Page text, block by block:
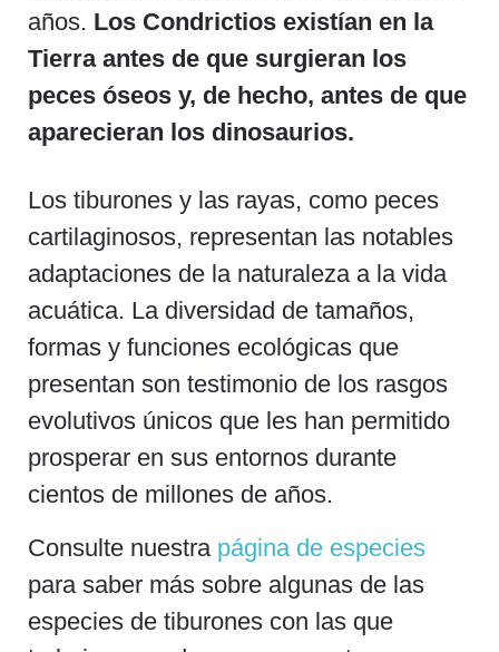
años. Los Condrictios existían en la
Tierra antes de que surgieran los
peces óseos y, de hecho, antes de que
aparecieran los dinosaurios.
Los tiburones y las rayas, como peces
cartilaginosos, representan las notables
adaptaciones de la naturaleza a la vida
acuática. La diversidad de tamaños,
formas y funciones ecológicas que
presentan son testimonio de los rasgos
evolutivos únicos que les han permitido
prosperar en sus entornos durante
cientos de millones de años.
Consulte nuestra página de especies
para saber más sobre algunas de las
especies de tiburones con las que